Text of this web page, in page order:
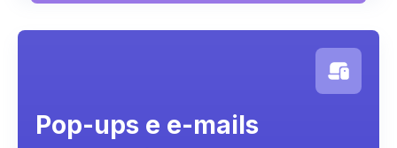
Pop-ups e e-mails